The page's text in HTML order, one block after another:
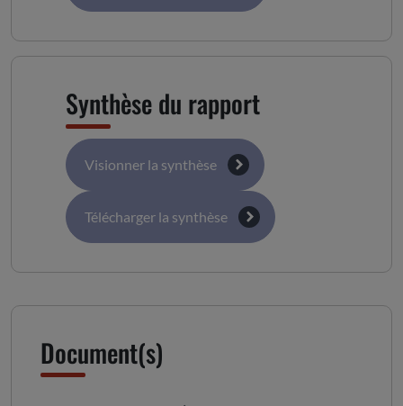
Synthèse du rapport
Visionner la synthèse
Télécharger la synthèse
Document(s)